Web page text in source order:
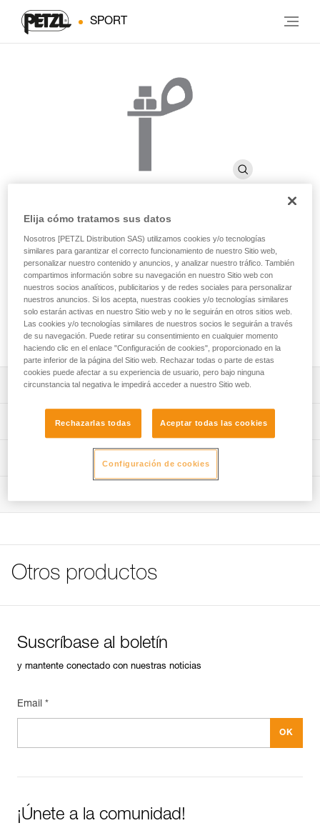
SPORT
BOLT STAINLESS
Clavija de acero inoxidable de alta calidad para
utilización en exteriores tradicionales (pack de 20)
Clavija de acero inoxidable de alta calidad para utilización en
exteriores tradicionales.
Descripción
permite la reventa de productos por unidades.
Características técnicas
Materiales: acero inoxidable 316L
Características por referencia
Referencia : P36GS 10
Diámetro : 10 mm
Peso : 45 g
Pack : 1
Diámetro : 12 mm
Peso : 80 g
Garantía : 3 Años
Pack : 1
STAINLESS-HCR-1
FAQ
Ver todo el contenido técnico
Otros productos
Suscríbase al boletín
y mantente conectado con nuestras noticias
Email *
¡Únete a la comunidad!
Elija cómo tratamos sus datos
Nosotros [PETZL Distribution SAS) utilizamos cookies y/o tecnologías
similares para garantizar el correcto funcionamiento de nuestro Sitio web,
personalizar nuestro contenido y anuncios, y analizar nuestro tráfico. También
compartimos información sobre su navegación en nuestro Sitio web con
nuestros socios analíticos, publicitarios y de redes sociales para personalizar
nuestros anuncios. Si los acepta, nuestras cookies y/o tecnologías similares
solo estarán activas en nuestro Sitio web y no le seguirán en otros sitios web.
Las cookies y/o tecnologías similares de nuestros socios le seguirán a través
de su navegación. Puede retirar su consentimiento en cualquier momento
haciendo clic en el enlace "Configuración de cookies", proporcionado en la
parte inferior de la página del Sitio web. Rechazar todas o parte de estas
cookies puede afectar a su experiencia de usuario, pero bajo ninguna
circunstancia tal negativa le impedirá acceder a nuestro Sitio web.
Rechazarlas todas Aceptar todas las cookies
Configuración de cookies